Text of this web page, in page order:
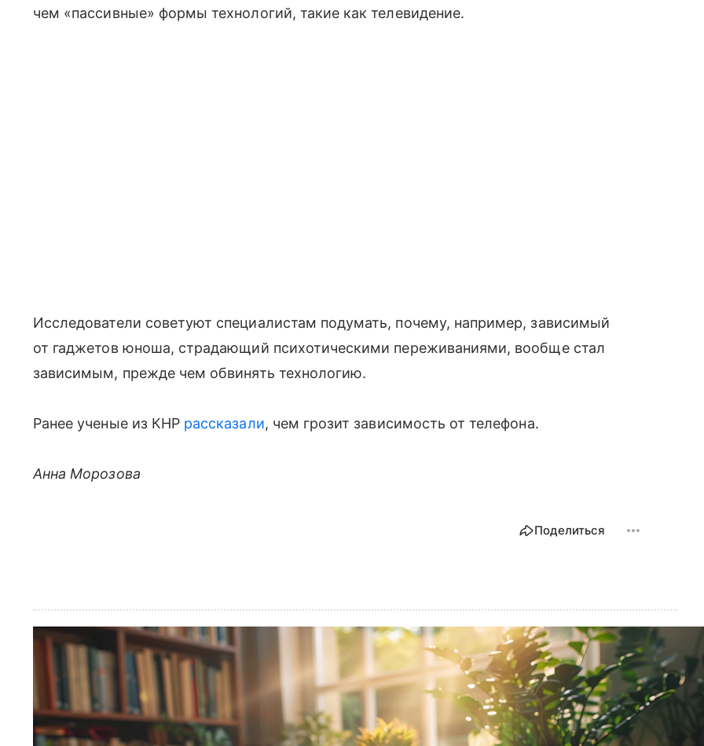
чем «пассивные» формы технологий, такие как телевидение.
Исследователи советуют специалистам подумать, почему, например, зависимый
от гаджетов юноша, страдающий психотическими переживаниями, вообще стал
зависимым, прежде чем обвинять технологию.
Ранее ученые из КНР рассказали, чем грозит зависимость от телефона.
Анна Морозова
Поделиться